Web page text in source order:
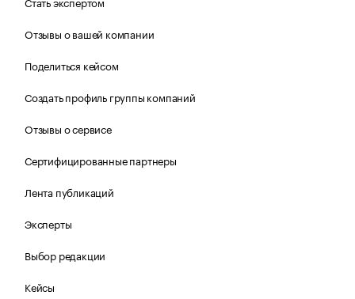
Отзывы о вашей компании
Поделиться кейсом
Создать профиль группы компаний
Отзывы о сервисе
Сертифицированные партнеры
Лента публикаций
Эксперты
Выбор редакции
Кейсы